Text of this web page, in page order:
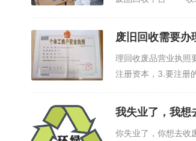
废旧回收需要办
理回收废品营业执照
注册资本，3.要注册
我失业了，我想
你失业了，你想去收